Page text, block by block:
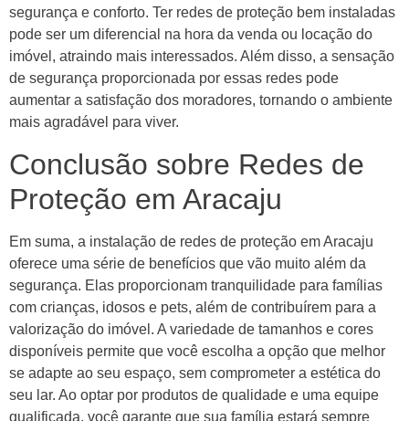
segurança e conforto. Ter redes de proteção bem instaladas
pode ser um diferencial na hora da venda ou locação do
imóvel, atraindo mais interessados. Além disso, a sensação
de segurança proporcionada por essas redes pode
aumentar a satisfação dos moradores, tornando o ambiente
mais agradável para viver.
Conclusão sobre Redes de
Proteção em Aracaju
Em suma, a instalação de redes de proteção em Aracaju
oferece uma série de benefícios que vão muito além da
segurança. Elas proporcionam tranquilidade para famílias
com crianças, idosos e pets, além de contribuírem para a
valorização do imóvel. A variedade de tamanhos e cores
disponíveis permite que você escolha a opção que melhor
se adapte ao seu espaço, sem comprometer a estética do
seu lar. Ao optar por produtos de qualidade e uma equipe
qualificada, você garante que sua família estará sempre